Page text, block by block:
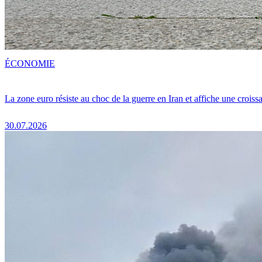
La zone euro résiste au choc de la guerre en Iran et affiche une
30.07.2026
ÉCONOMIE